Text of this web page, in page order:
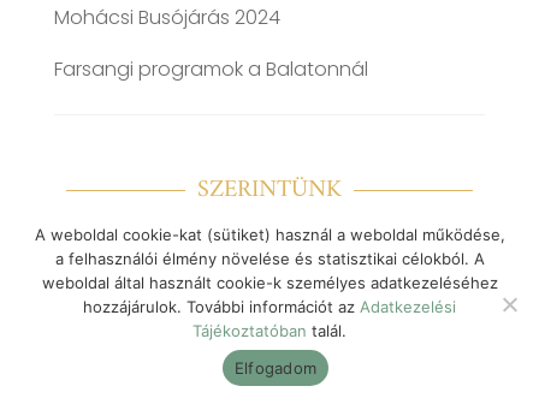
Mohácsi Busójárás 2024
Farsangi programok a Balatonnál
SZERINTÜNK
A weboldal cookie-kat (sütiket) használ a weboldal működése,
a felhasználói élmény növelése és statisztikai célokból. A
weboldal által használt cookie-k személyes adatkezeléséhez
hozzájárulok. További információt az Adatkezelési
Tájékoztatóban talál.
Elfogadom